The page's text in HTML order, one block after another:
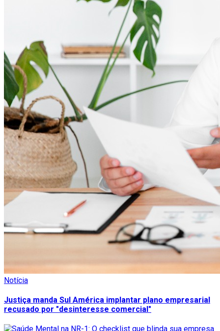
Notícia
Justiça manda Sul América implantar plano empresarial
recusado por "desinteresse comercial"